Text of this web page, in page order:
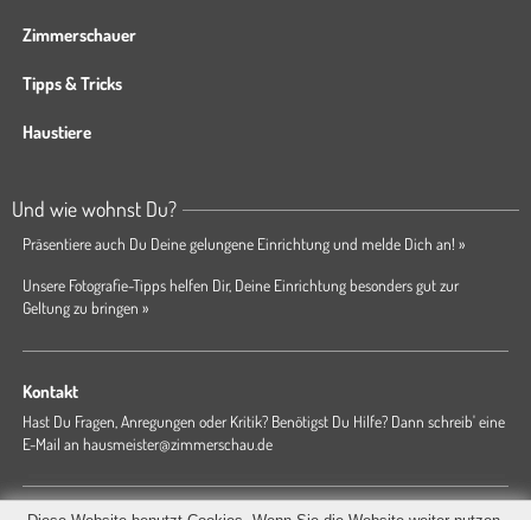
Zimmerschauer
Tipps & Tricks
Haustiere
Und wie wohnst Du?
Präsentiere auch Du Deine gelungene Einrichtung und melde Dich an! »
Unsere Fotografie-Tipps helfen Dir, Deine Einrichtung besonders gut zur
Geltung zu bringen »
Kontakt
Hast Du Fragen, Anregungen oder Kritik? Benötigst Du Hilfe? Dann schreib' eine
E-Mail an hausmeister@zimmerschau.de